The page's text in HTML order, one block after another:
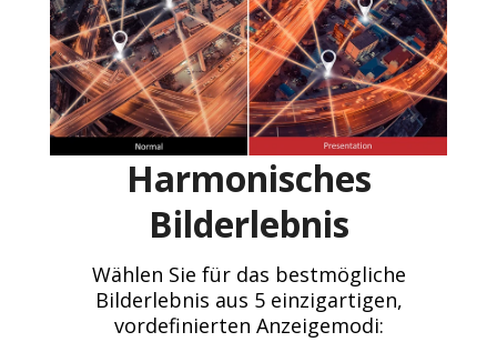
Harmonisches
Bilderlebnis
Wählen Sie für das bestmögliche
Bilderlebnis aus 5 einzigartigen,
vordefinierten Anzeigemodi: